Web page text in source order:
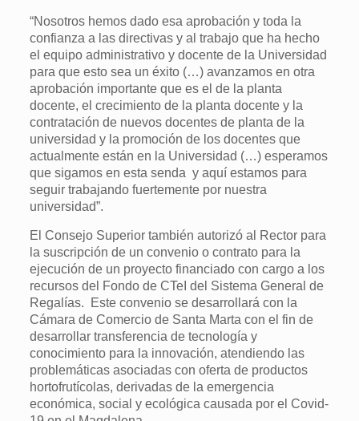
“Nosotros hemos dado esa aprobación y toda la
confianza a las directivas y al trabajo que ha hecho
el equipo administrativo y docente de la Universidad
para que esto sea un éxito (…) avanzamos en otra
aprobación importante que es el de la planta
docente, el crecimiento de la planta docente y la
contratación de nuevos docentes de planta de la
universidad y la promoción de los docentes que
actualmente están en la Universidad (…) esperamos
que sigamos en esta senda y aquí estamos para
seguir trabajando fuertemente por nuestra
universidad”.
El Consejo Superior también autorizó al Rector para
la suscripción de un convenio o contrato para la
ejecución de un proyecto financiado con cargo a los
recursos del Fondo de CTeI del Sistema General de
Regalías. Este convenio se desarrollará con la
Cámara de Comercio de Santa Marta con el fin de
desarrollar transferencia de tecnología y
conocimiento para la innovación, atendiendo las
problemáticas asociadas con oferta de productos
hortofrutícolas, derivadas de la emergencia
económica, social y ecológica causada por el Covid-